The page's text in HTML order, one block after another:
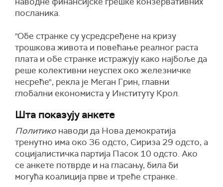
посланика.
"Обе странке су усредсређене на кризу
трошкова живота и повећање реалног раста
плата и обе странке истражују како најбоље да
реше колективни неуспех око железничке
несреће", рекла је Меган Грин, главни
глобални економиста у Институту Крол.
Шта показују анкете
Политико наводи да Нова демократија
тренутно има око 36 одсто, Сириза 29 одсто, а
социјалистичка партија Пасок 10 одсто. Ако
се анкете потврде и на гласању, била би
могућа коалиција прве и треће странке.